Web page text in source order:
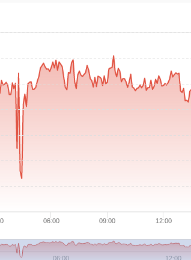
06:00 09:00 12:00
06:00 12:00